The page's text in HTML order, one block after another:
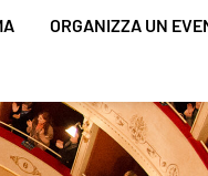
ORGANIZZA UN